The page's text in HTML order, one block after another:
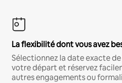
La flexibilité dont vous avez
Sélectionnez la date exacte
votre départ et réservez
autres engagements ou